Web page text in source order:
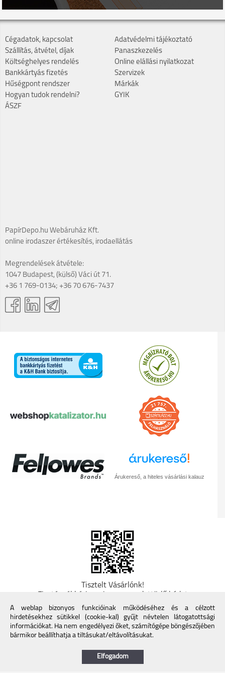
Cégadatok, kapcsolat
Szállítás, átvétel, díjak
Költséghelyes rendelés
Bankkártyás fizetés
Hűségpont rendszer
Hogyan tudok rendelni?
ÁSZF
Adatvédelmi tájékoztató
Panaszkezelés
Online elállási nyilatkozat
Szervizek
Márkák
GYIK
PapírDepo.hu Webáruház Kft.
online irodaszer értékesítés, irodaellátás
Megrendelések átvétele:
1047 Budapest, (külső) Váci út 71.
+36 1 769-0134; +36 70 676-7437
Árukereső, a hiteles vásárlási kalauz
Tisztelt Vásárlónk!
Fizetésnél kérje az ingyenes adattörlő kódot
adatainak biztonsága érdekében! A Kormány
döntése alapján a kereskedő minden tartós
adathordozó termék vásárlásakor köteles ingyenes
adattörlő kódot biztosítani. További információk a
https://nmhh.hu/veglegestorles
A weblap bizonyos funkcióinak működéséhez és a célzott
hirdetésekhez sütikkel (cookie-kal) gyűjt névtelen látogatottsági
információkat. Ha nem engedélyezi őket, számítógépe böngészőjében
bármikor beállíthatja a tiltásukat/eltávolításukat.
Elfogadom